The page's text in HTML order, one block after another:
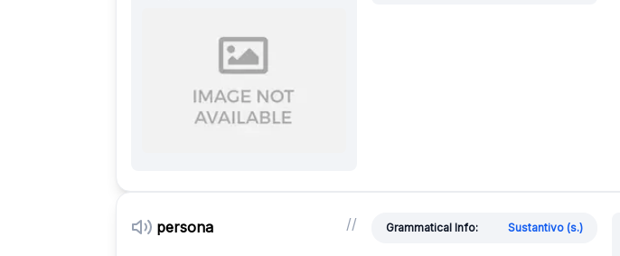
persona // Grammatical Info: Sustantivo (s.)